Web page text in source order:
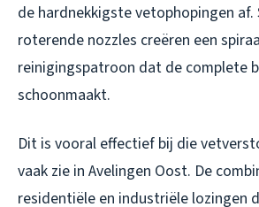
de hardnekkigste vetophopingen af.
roterende nozzles creëren een
reinigingspatroon dat de complete
schoonmaakt.
Dit is vooral effectief bij die
vaak zie in Avelingen Oost. De
residentiële en industriële lozingen